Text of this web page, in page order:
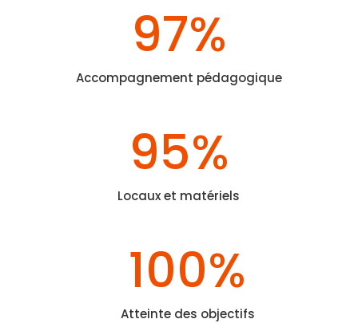
97%
Accompagnement pédagogique
95%
Locaux et matériels
100%
Atteinte des objectifs